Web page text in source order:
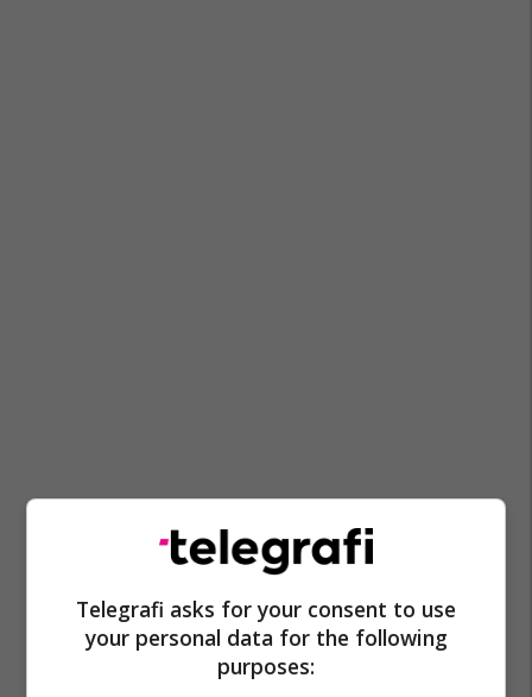
Telegrafi asks for your consent to use
your personal data for the following
purposes: